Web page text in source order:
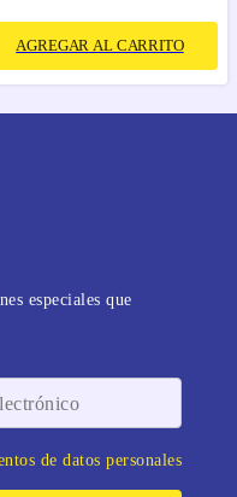
AGREGAR AL CARRITO
especiales que
de datos personales